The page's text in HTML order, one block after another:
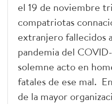
el 19 de noviembre
compatriotas
extranjero fallecidos
pandemia del
solemne acto en
fatales de ese mal.
de la mayor